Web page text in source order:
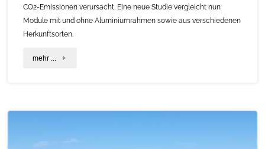
CO2-Emissionen verursacht. Eine neue Studie vergleicht nun
Module mit und ohne Aluminiumrahmen sowie aus verschiedenen
Herkunftsorten.
mehr ... "Die